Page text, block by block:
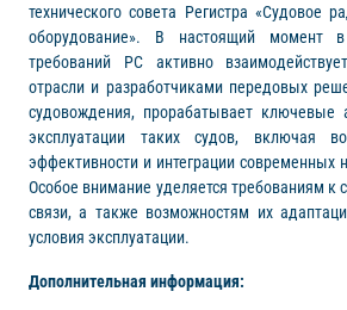
технического совета Регистра «Судовое
оборудование». В настоящий момент
требований РС активно
отрасли и разработчиками передовых
судовождения, прорабатывает ключевые
эксплуатации таких судов, включая
эффективности и интеграции современных
Особое внимание уделяется требованиям к
связи, а также возможностям их
условия эксплуатации.
Дополнительная информация: